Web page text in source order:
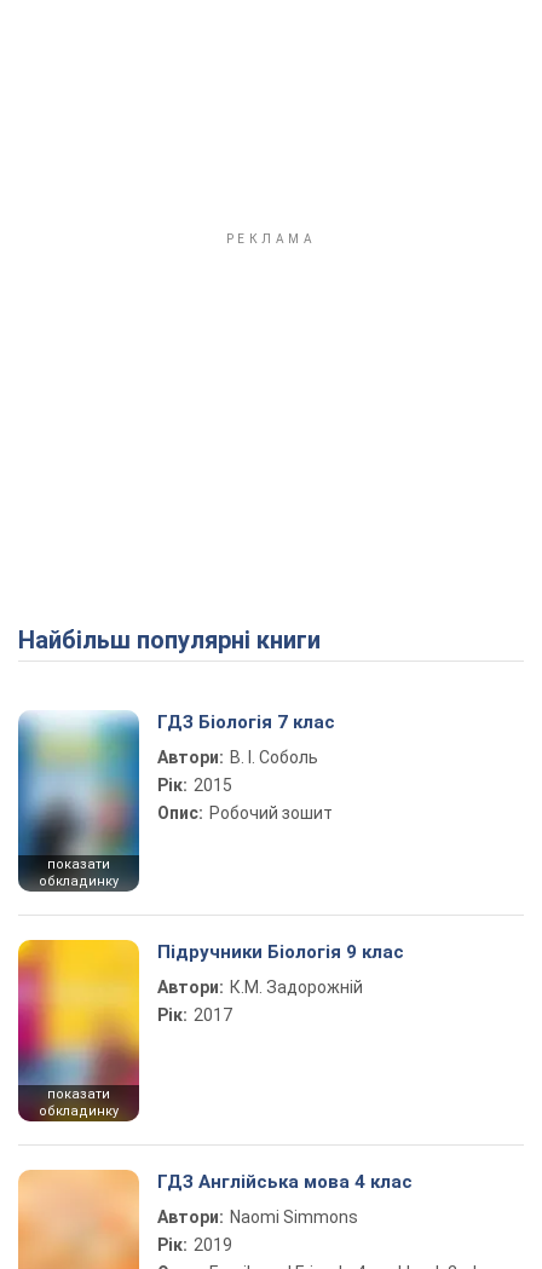
Найбільш популярні книги
показати
обкладинку
ГДЗ Біологія 7 клас
Автори: В. І. Соболь
Рік: 2015
Опис: Робочий зошит
показати
обкладинку
Підручники Біологія 9 клас
Автори: К.М. Задорожній
Рік: 2017
ГДЗ Англійська мова 4 клас
Автори: Naomi Simmons
Рік: 2019